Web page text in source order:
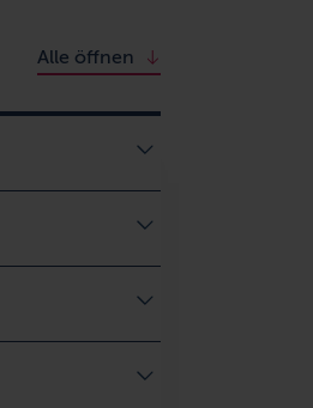
Alle öffnen